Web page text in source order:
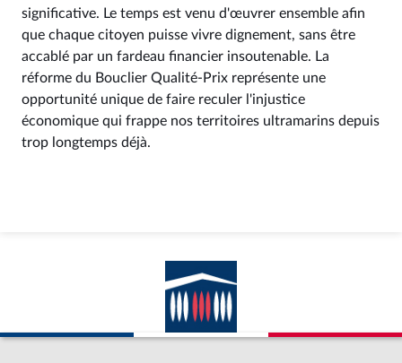
significative. Le temps est venu d'œuvrer ensemble afin
que chaque citoyen puisse vivre dignement, sans être
accablé par un fardeau financier insoutenable. La
réforme du Bouclier Qualité-Prix représente une
opportunité unique de faire reculer l'injustice
économique qui frappe nos territoires ultramarins depuis
trop longtemps déjà.